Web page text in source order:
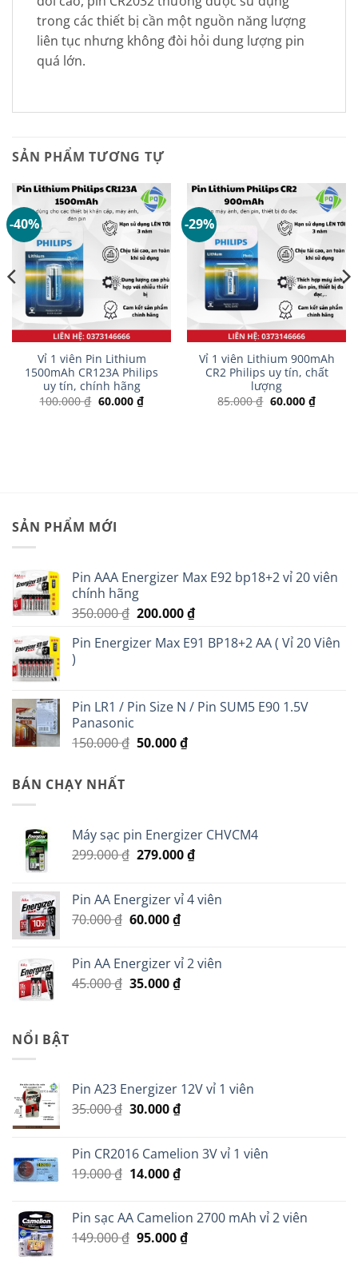
trong các thiết bị cần một nguồn năng lượng
liên tục nhưng không đòi hỏi dung lượng pin
quá lớn.
SẢN PHẨM TƯƠNG TỰ
-40%
Vỉ 1 viên Pin Lithium
1500mAh CR123A Philips
uy tín, chính hãng
100.000₫ Giá
gốc
60.000 ₫Giá
hiện
-29%
Vỉ 1 viên Lithium 900mAh
CR2 Philips uy tín, chất
lượng
85.000₫ Giá
gốc
60.000 ₫Giá
hiện
SẢN PHẨM MỚI
Pin AAA Energizer Max E92 bp18+2 vỉ 20 viên
chính hãng
350.000₫ Giá
là:
200.000₫Giá
tại
Pin Energizer Max E91 BP18+2 AA ( Vỉ 20 Viên
)
Pin LR1 / Pin Size N / Pin SUM5 E90 1.5V
Panasonic
150.000₫ Giá
50.000₫Giá
BÁN CHẠY NHẤT
Máy sạc pin Energizer CHVCM4
299.000₫ Giá
299.000 ₫.
279.000₫Giá
là:
Pin AA Energizer vỉ 4 viên
70.000₫ Giá
70.000 ₫.
60.000₫Giá
là:
60.000 ₫.
Pin AA Energizer vỉ 2 viên
45.000₫ Giá
35.000₫Giá
NỔI BẬT
Pin A23 Energizer 12V vỉ 1 viên
35.000₫ Giá
35.000 ₫.
30.000₫Giá
là:
30.000 ₫.
Pin CR2016 Camelion 3V vỉ 1 viên
19.000₫ Giá
19.000 ₫.
14.000₫Giá
là:
14.000 ₫.
Pin sạc AA Camelion 2700 mAh vỉ 2 viên
149.000₫ Giá
95.000₫Giá